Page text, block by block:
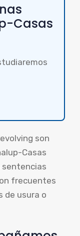
Casas
son
Casas
sentencias
frecuentes
de usura o